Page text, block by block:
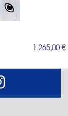
1 265,00 €